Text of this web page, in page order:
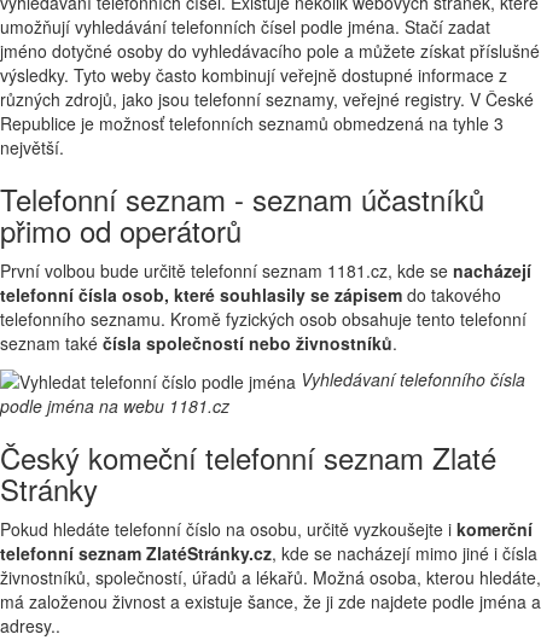
umožňují vyhledávání telefonních čísel podle jména. Stačí zadat
jméno dotyčné osoby do vyhledávacího pole a můžete získat příslušné
výsledky. Tyto weby často kombinují veřejně dostupné informace z
různých zdrojů, jako jsou telefonní seznamy, veřejné registry. V České
Republice je možnosť telefonních seznamů obmedzená na tyhle 3
největší.
Telefonní seznam - seznam účastníků
přimo od operátorů
První volbou bude určitě telefonní seznam 1181.cz, kde se nacházejí
telefonní čísla osob, které souhlasily se zápisem do takového
telefonního seznamu. Kromě fyzických osob obsahuje tento telefonní
seznam také čísla společností nebo živnostníků.
Vyhledávaní telefonního čísla
podle jména na webu 1181.cz
Český komeční telefonní seznam Zlaté
Stránky
Pokud hledáte telefonní číslo na osobu, určitě vyzkoušejte i komerční
telefonní seznam ZlatéStránky.cz, kde se nacházejí mimo jiné i čísla
živnostníků, společností, úřadů a lékařů. Možná osoba, kterou hledáte,
má založenou živnost a existuje šance, že ji zde najdete podle jména a
adresy..